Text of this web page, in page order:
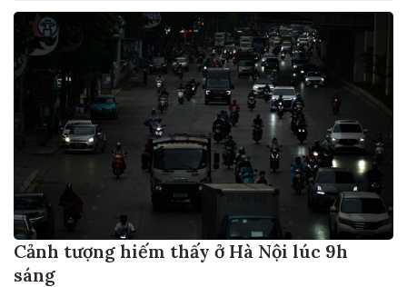
Cảnh tượng hiếm thấy ở Hà Nội lúc 9h
sáng